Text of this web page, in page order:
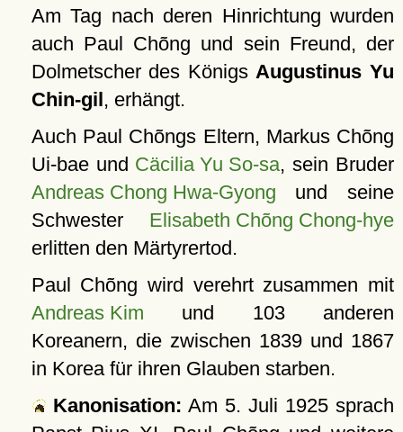
Am Tag nach deren Hinrichtung wurden
auch Paul Chõng und sein Freund, der
Dolmetscher des KönigsAugustinus Yu
Chin-gil, erhängt.
Auch Paul Chõngs Eltern, Markus Chõng
Ui-bae und Cäcilia Yu So-sa, sein Bruder
Andreas Chong Hwa-Gyong und seine
Schwester Elisabeth Chõng Chong-hye
erlitten den Märtyrertod.
Paul Chõng wird verehrt zusammen mit
Andreas Kim und 103 anderen
Koreanern, die zwischen 1839 und 1867
in Korea für ihren Glauben starben.
Kanonisation: Am 5. Juli 1925sprach